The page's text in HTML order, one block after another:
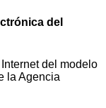
del
del modelo
la Agencia